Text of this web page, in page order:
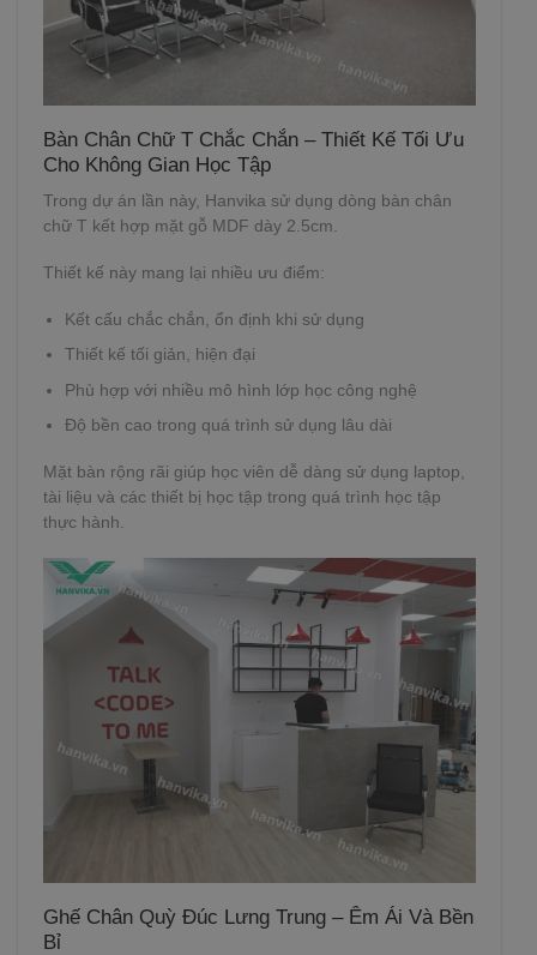
Bàn Chân Chữ T Chắc Chắn – Thiết Kế Tối Ưu
Cho Không Gian Học Tập
Trong dự án lần này, Hanvika sử dụng dòng bàn chân
chữ T kết hợp mặt gỗ MDF dày 2.5cm.
Thiết kế này mang lại nhiều ưu điểm:
Kết cấu chắc chắn, ổn định khi sử dụng
Thiết kế tối giản, hiện đại
Phù hợp với nhiều mô hình lớp học công nghệ
Độ bền cao trong quá trình sử dụng lâu dài
Mặt bàn rộng rãi giúp học viên dễ dàng sử dụng laptop,
tài liệu và các thiết bị học tập trong quá trình học tập
thực hành.
Ghế Chân Quỳ Đúc Lưng Trung – Êm Ái Và Bền
Bỉ